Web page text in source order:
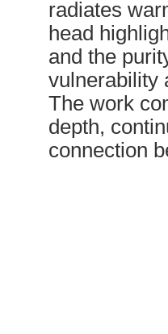
radiates
head
and the
vulnerability
The work
depth,
connection